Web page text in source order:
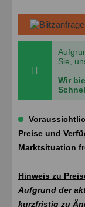
Sie,
Wir
Preise und
Marktsituation
Hinweis zu
Aufgrund der
kurzfristig zu